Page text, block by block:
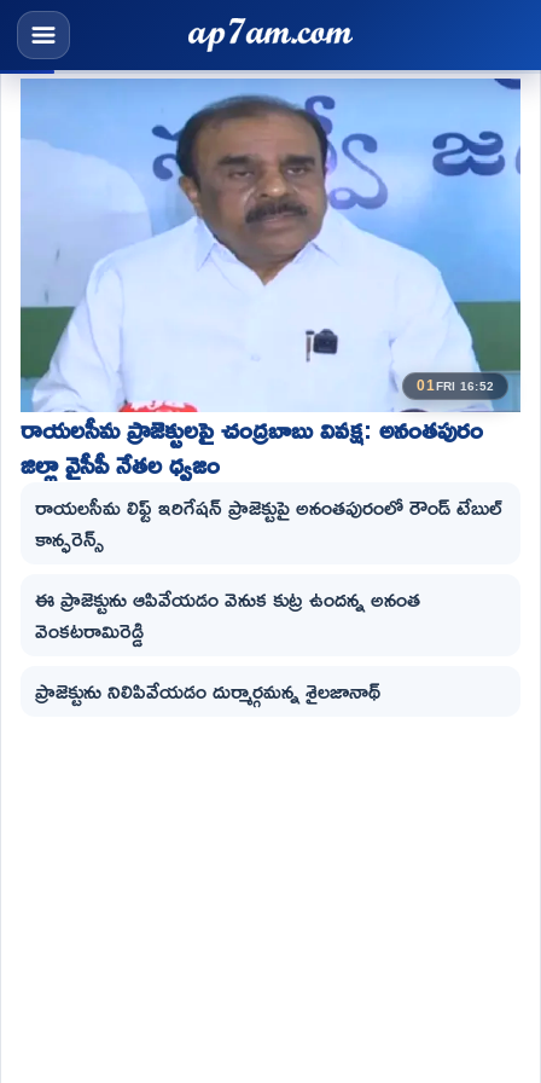
01FRI 16:52
రాయలసీమ ప్రాజెక్టులపై చంద్రబాబు వివక్ష: అనంతపురం
జిల్లా వైసీపీ నేతల ధ్వజం
రాయలసీమ లిఫ్ట్ ఇరిగేషన్ ప్రాజెక్టుపై అనంతపురంలో రౌండ్ టేబుల్
కాన్ఫరెన్స్
ఈ ప్రాజెక్టును ఆపివేయడం వెనుక కుట్ర ఉందన్న అనంత
వెంకటరామిరెడ్డి
ప్రాజెక్టును నిలిపివేయడం దుర్మార్గమన్న శైలజానాథ్